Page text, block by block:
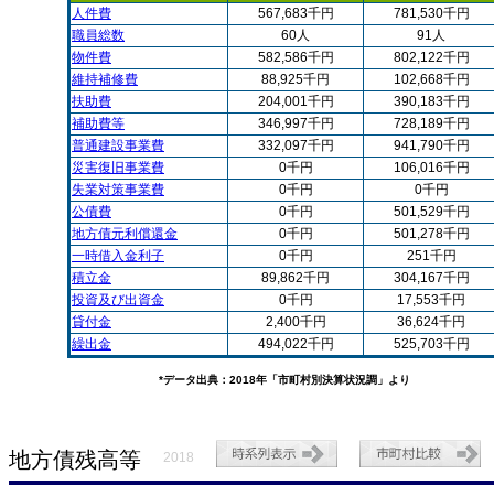
人件費
567,683千円
781,530千円
職員総数
60人
91人
物件費
582,586千円
802,122千円
維持補修費
88,925千円
102,668千円
扶助費
204,001千円
390,183千円
補助費等
346,997千円
728,189千円
普通建設事業費
332,097千円
941,790千円
災害復旧事業費
0千円
106,016千円
失業対策事業費
0千円
0千円
公債費
0千円
501,529千円
地方債元利償還金
0千円
501,278千円
一時借入金利子
0千円
251千円
積立金
89,862千円
304,167千円
投資及び出資金
0千円
17,553千円
貸付金
2,400千円
36,624千円
繰出金
494,022千円 525,703千円
*データ出典：2018年「市町村別決算状況調」より
地方債残高等 2018